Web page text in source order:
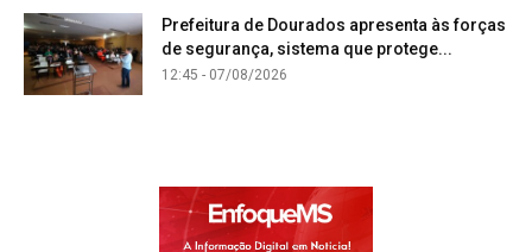
Prefeitura de Dourados apresenta às forças
de segurança, sistema que protege...
12:45 - 07/08/2026